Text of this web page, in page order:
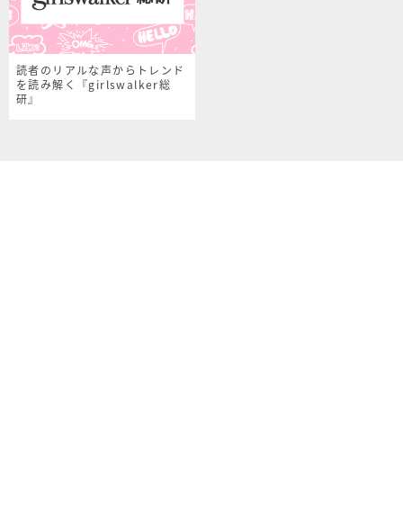
読者のリアルな声からトレンド
を読み解く『girlswalker総
研』